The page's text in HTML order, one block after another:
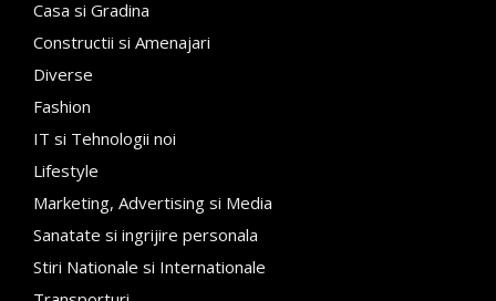
Casa si Gradina
Constructii si Amenajari
Diverse
Fashion
IT si Tehnologii noi
Lifestyle
Marketing, Advertising si Media
Sanatate si ingrijire personala
Stiri Nationale si Internationale